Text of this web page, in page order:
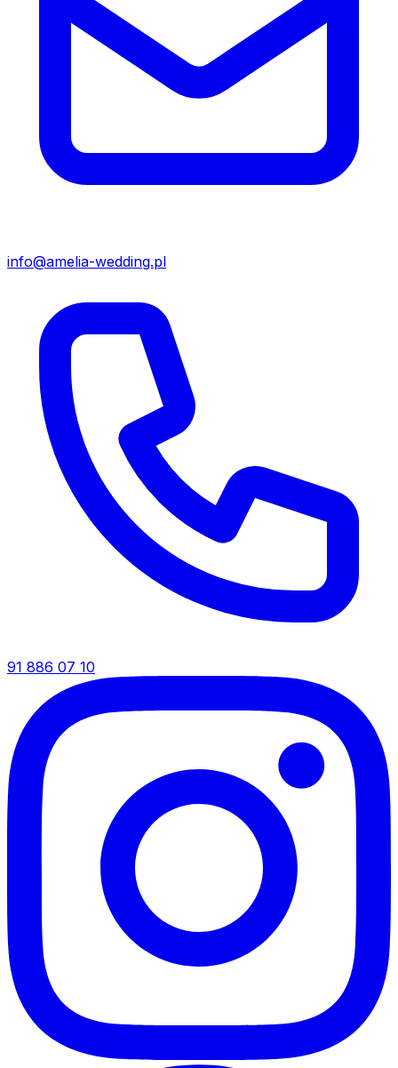
info@amelia-wedding.pl
91 886 07 10